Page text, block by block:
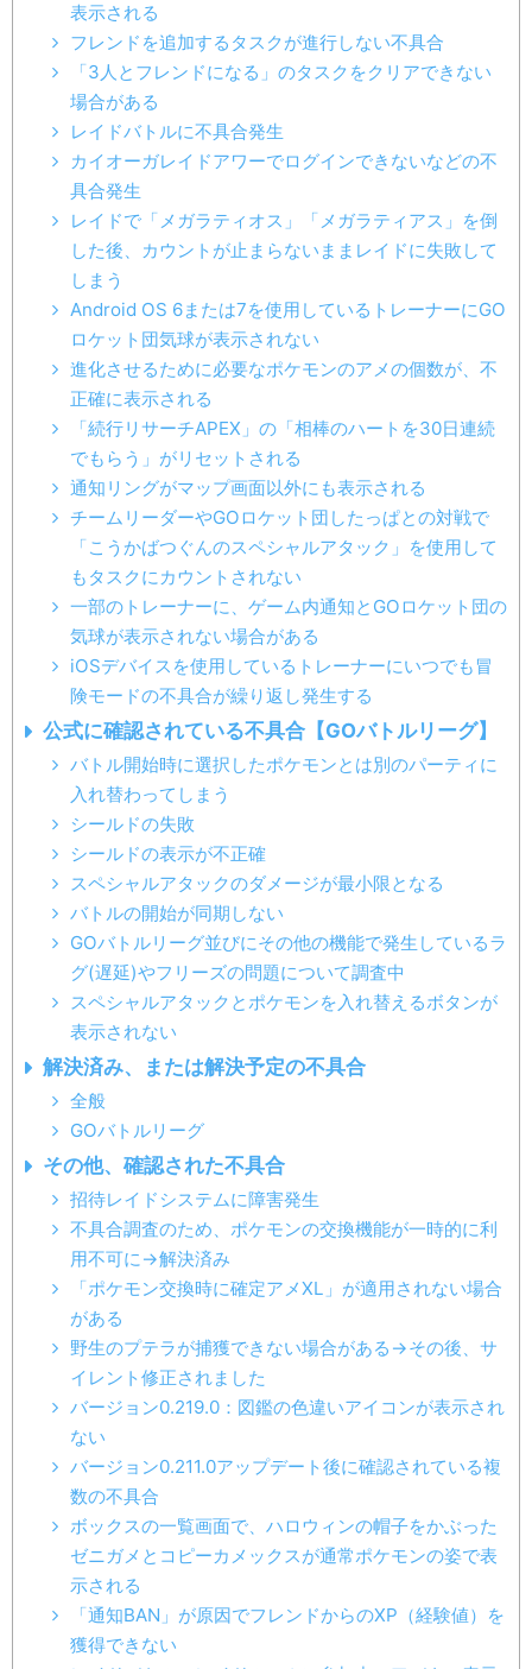
表示される
フレンドを追加するタスクが進行しない不具合
「3人とフレンドになる」のタスクをクリアできない
場合がある
レイドバトルに不具合発生
カイオーガレイドアワーでログインできないなどの不
具合発生
レイドで「メガラティオス」「メガラティアス」を倒
した後、カウントが止まらないままレイドに失敗して
しまう
Android OS 6または7を使用しているトレーナーにGO
ロケット団気球が表示されない
進化させるために必要なポケモンのアメの個数が、不
正確に表示される
「続行リサーチAPEX」の「相棒のハートを30日連続
でもらう」がリセットされる
通知リングがマップ画面以外にも表示される
チームリーダーやGOロケット団したっぱとの対戦で
「こうかばつぐんのスペシャルアタック」を使用して
もタスクにカウントされない
一部のトレーナーに、ゲーム内通知とGOロケット団の
気球が表示されない場合がある
iOSデバイスを使用しているトレーナーにいつでも冒
険モードの不具合が繰り返し発生する
公式に確認されている不具合【GOバトルリーグ】
バトル開始時に選択したポケモンとは別のパーティに
入れ替わってしまう
シールドの失敗
シールドの表示が不正確
スペシャルアタックのダメージが最小限となる
バトルの開始が同期しない
GOバトルリーグ並びにその他の機能で発生しているラ
グ(遅延)やフリーズの問題について調査中
スペシャルアタックとポケモンを入れ替えるボタンが
表示されない
解決済み、または解決予定の不具合
全般
GOバトルリーグ
その他、確認された不具合
招待レイドシステムに障害発生
不具合調査のため、ポケモンの交換機能が一時的に利
用不可に→解決済み
「ポケモン交換時に確定アメXL」が適用されない場合
がある
野生のプテラが捕獲できない場合がある→その後、サ
イレント修正されました
バージョン0.219.0：図鑑の色違いアイコンが表示され
ない
バージョン0.211.0アップデート後に確認されている複
数の不具合
ボックスの一覧画面で、ハロウィンの帽子をかぶった
ゼニガメとコピーカメックスが通常ポケモンの姿で表
示される
「通知BAN」が原因でフレンドからのXP（経験値）を
獲得できない